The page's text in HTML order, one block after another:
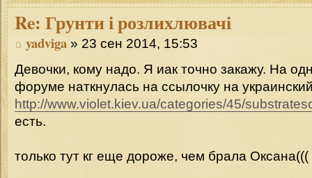
Re: Грунти і розлихлювачі
yadviga » 23 сен 2014, 15:53
Девочки, кому надо. Я иак точно закажу. На
форуме наткнулась на ссылочку на
http://www.violet.kiev.ua/categories/45/
есть.
только тут кг еще дороже, чем брала Оксана(((